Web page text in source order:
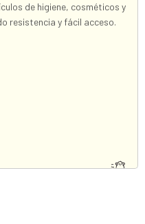
de higiene, cosméticos y
resistencia y fácil acceso.